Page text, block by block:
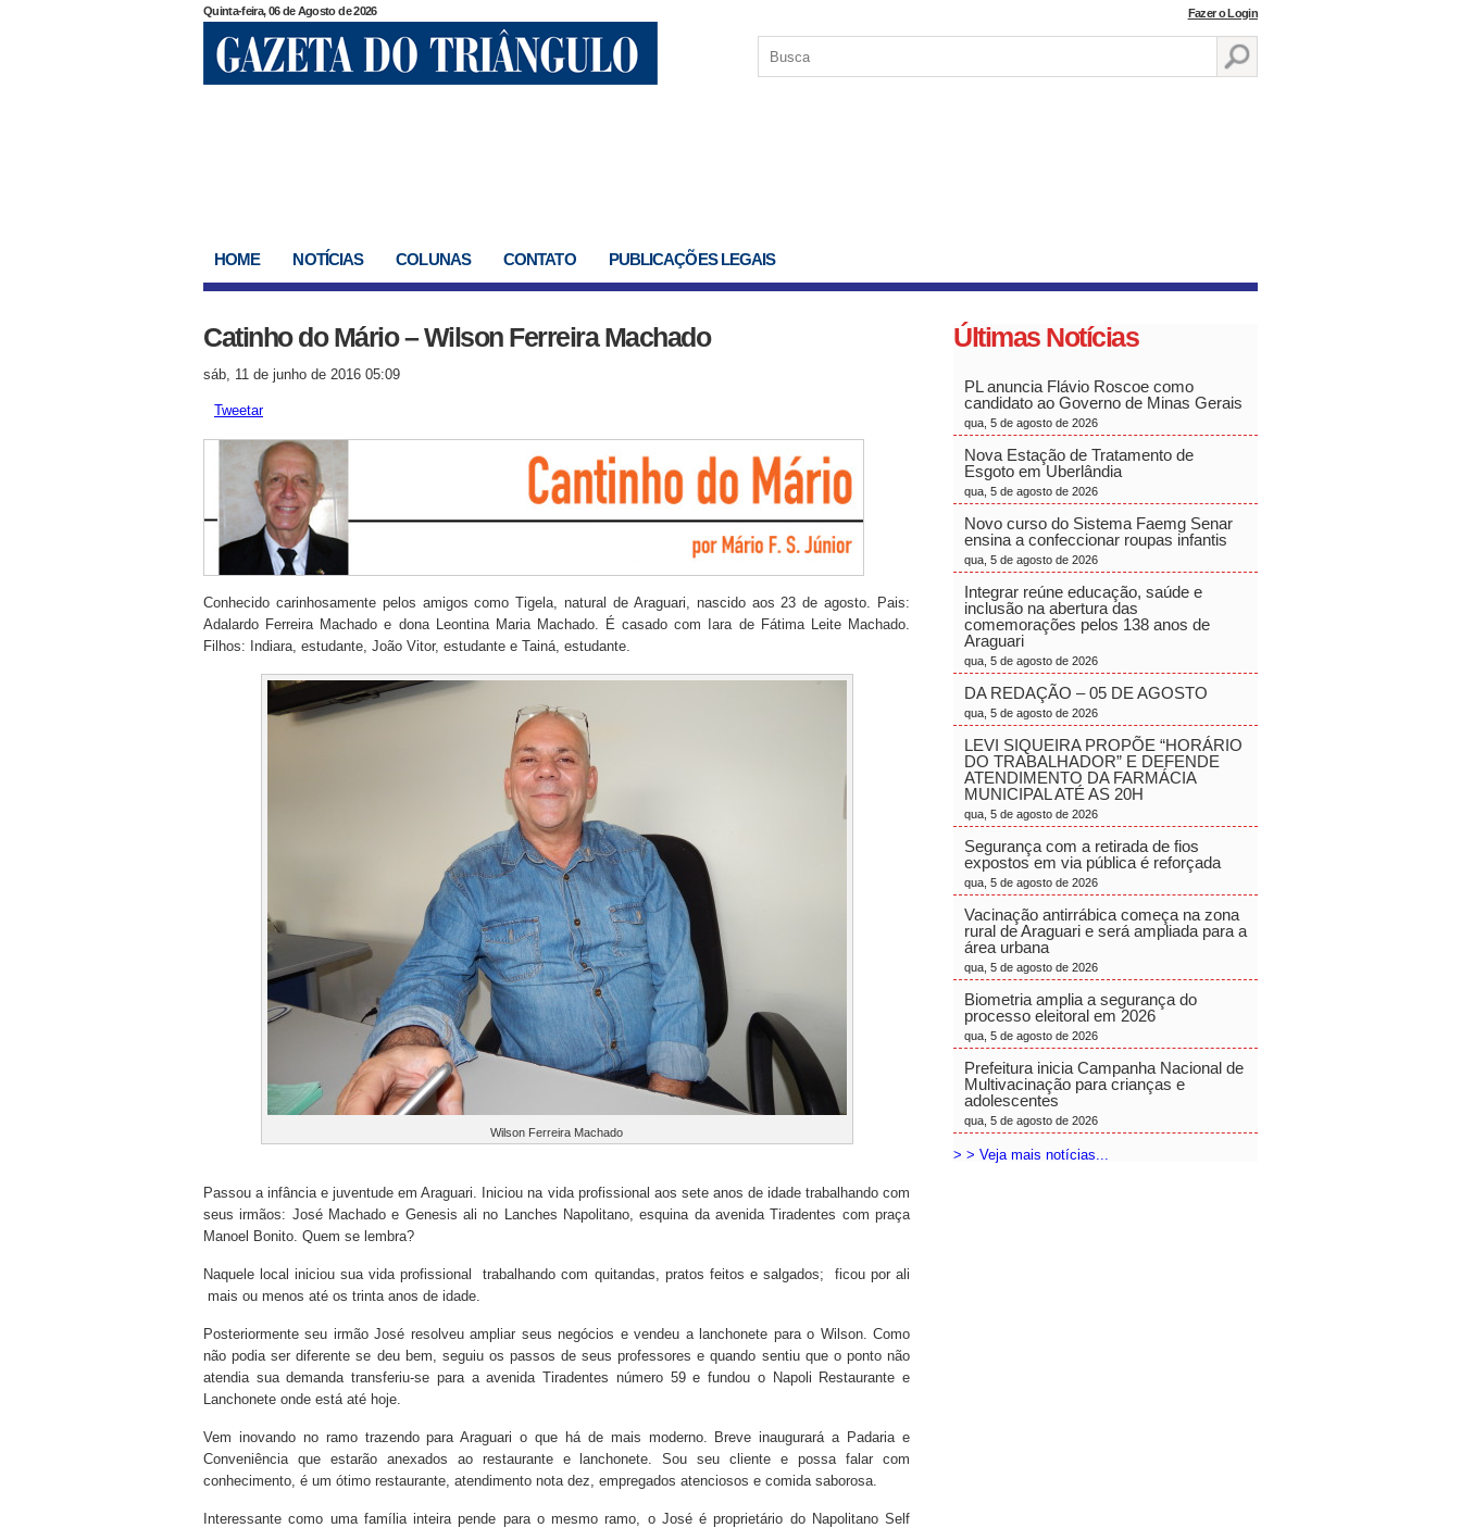
Quinta-feira, 06 de Agosto de 2026 Fazer o Login
HOME NOTÍCIAS COLUNAS CONTATO PUBLICAÇÕES LEGAIS
Catinho do Mário – Wilson Ferreira Machado
sáb, 11 de junho de 2016 05:09
Tweetar
Conhecido carinhosamente pelos amigos como Tigela, natural de Araguari, nascido aos 23 de agosto. Pais:
Adalardo Ferreira Machado e dona Leontina Maria Machado. É casado com Iara de Fátima Leite Machado.
Filhos: Indiara, estudante, João Vitor, estudante e Tainá, estudante.
Wilson Ferreira Machado
Passou a infância e juventude em Araguari. Iniciou na vida profissional aos sete anos de idade trabalhando com
seus irmãos: José Machado e Genesis ali no Lanches Napolitano, esquina da avenida Tiradentes com praça
Manoel Bonito. Quem se lembra?
Naquele local iniciou sua vida profissional trabalhando com quitandas, pratos feitos e salgados; ficou por ali
mais ou menos até os trinta anos de idade.
Posteriormente seu irmão José resolveu ampliar seus negócios e vendeu a lanchonete para o Wilson. Como
não podia ser diferente se deu bem, seguiu os passos de seus professores e quando sentiu que o ponto não
atendia sua demanda transferiu-se para a avenida Tiradentes número 59 e fundou o Napoli Restaurante e
Lanchonete onde está até hoje.
Vem inovando no ramo trazendo para Araguari o que há de mais moderno. Breve inaugurará a Padaria e
Conveniência que estarão anexados ao restaurante e lanchonete. Sou seu cliente e possa falar com
conhecimento, é um ótimo restaurante, atendimento nota dez, empregados atenciosos e comida saborosa.
Interessante como uma família inteira pende para o mesmo ramo, o José é proprietário do Napolitano Self
Últimas Notícias
PL anuncia Flávio Roscoe como
candidato ao Governo de Minas Gerais
qua, 5 de agosto de 2026
Nova Estação de Tratamento de
Esgoto em Uberlândia
qua, 5 de agosto de 2026
Novo curso do Sistema Faemg Senar
ensina a confeccionar roupas infantis
qua, 5 de agosto de 2026
Integrar reúne educação, saúde e
inclusão na abertura das
comemorações pelos 138 anos de
Araguari
qua, 5 de agosto de 2026
DA REDAÇÃO – 05 DE AGOSTO
qua, 5 de agosto de 2026
LEVI SIQUEIRA PROPÕE “HORÁRIO
DO TRABALHADOR” E DEFENDE
ATENDIMENTO DA FARMÁCIA
MUNICIPAL ATÉ AS 20H
qua, 5 de agosto de 2026
Segurança com a retirada de fios
expostos em via pública é reforçada
qua, 5 de agosto de 2026
Vacinação antirrábica começa na zona
rural de Araguari e será ampliada para a
área urbana
qua, 5 de agosto de 2026
Biometria amplia a segurança do
processo eleitoral em 2026
qua, 5 de agosto de 2026
Prefeitura inicia Campanha Nacional de
Multivacinação para crianças e
adolescentes
qua, 5 de agosto de 2026
> > Veja mais notícias...